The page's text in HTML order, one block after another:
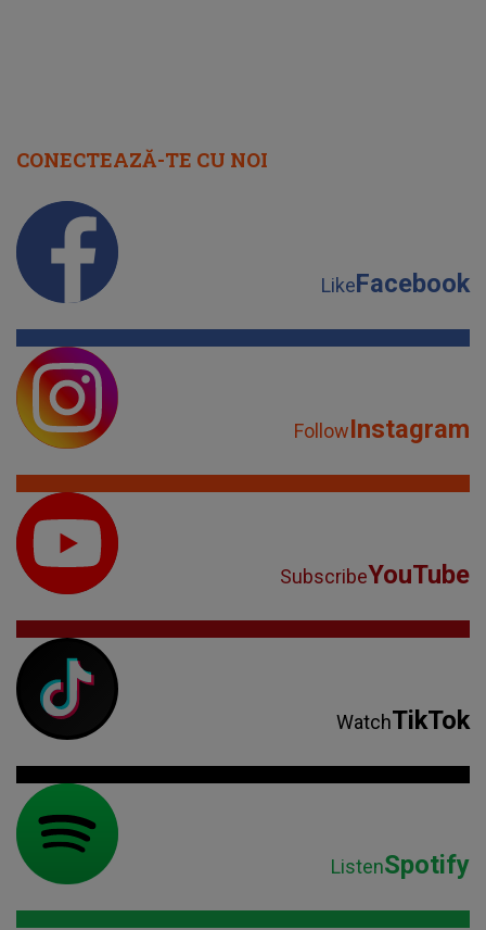
CONECTEAZĂ-TE CU NOI
LikeFacebook
FollowInstagram
SubscribeYouTube
WatchTikTok
ListenSpotify